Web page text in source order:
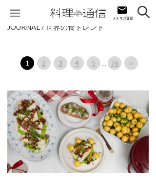
JOURNAL / 世界の食トレンド
1 2 3 4 5 … 76 ＞